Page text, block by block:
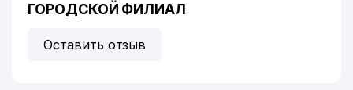
ГОРОДСКОЙ ФИЛИАЛ
Оставить отзыв